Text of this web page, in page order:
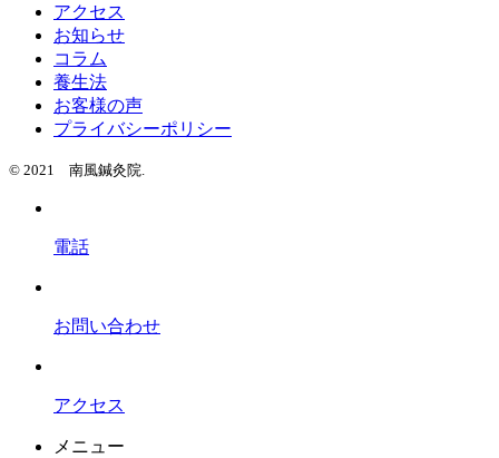
アクセス
お知らせ
コラム
養生法
お客様の声
プライバシーポリシー
© 2021 南風鍼灸院.
電話
お問い合わせ
アクセス
メニュー